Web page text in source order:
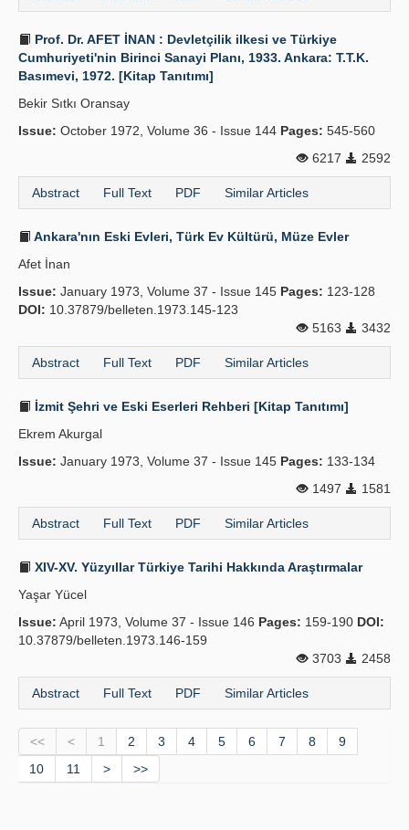
Prof. Dr. AFET İNAN : Devletçilik ilkesi ve Türkiye
Cumhuriyeti'nin Birinci Sanayi Planı, 1933. Ankara: T.T.K.
Basımevi, 1972. [Kitap Tanıtımı]
Bekir Sıtkı Oransay
Issue: October 1972, Volume 36 - Issue 144 Pages: 545-560
6217
2592
Abstract Full Text PDF Similar Articles
Ankara'nın Eski Evleri, Türk Ev Kültürü, Müze Evler
Afet İnan
Issue: January 1973, Volume 37 - Issue 145 Pages: 123-128
DOI: 10.37879/belleten.1973.145-123
5163
3432
Abstract Full Text PDF Similar Articles
İzmit Şehri ve Eski Eserleri Rehberi [Kitap Tanıtımı]
Ekrem Akurgal
Issue: January 1973, Volume 37 - Issue 145 Pages: 133-134
1497
1581
Abstract Full Text PDF Similar Articles
XIV-XV. Yüzyıllar Türkiye Tarihi Hakkında Araştırmalar
Yaşar Yücel
Issue: April 1973, Volume 37 - Issue 146 Pages: 159-190 DOI:
10.37879/belleten.1973.146-159
3703
2458
Abstract Full Text PDF Similar Articles
<< < 1 2 3 4 5 6 7 8
9
10
11 > >>